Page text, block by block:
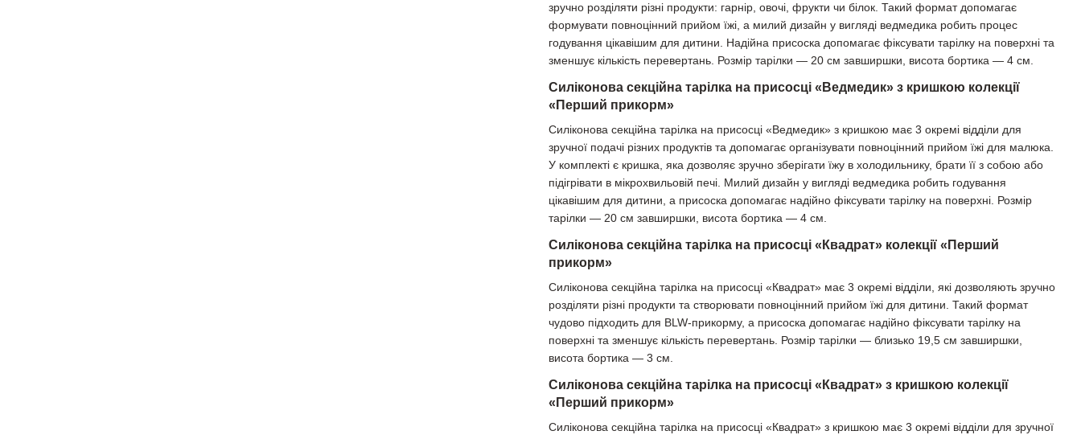
зручно розділяти різні продукти: гарнір, овочі, фрукти чи білок. Такий формат допомагає
формувати повноцінний прийом їжі, а милий дизайн у вигляді ведмедика робить процес
годування цікавішим для дитини. Надійна присоска допомагає фіксувати тарілку на поверхні та
зменшує кількість перевертань. Розмір тарілки — 20 см завширшки, висота бортика — 4 см.
Силіконова секційна тарілка на присосці «Ведмедик» з кришкою колекції
«Перший прикорм»
Силіконова секційна тарілка на присосці «Ведмедик» з кришкою має 3 окремі відділи для
зручної подачі різних продуктів та допомагає організувати повноцінний прийом їжі для малюка.
У комплекті є кришка, яка дозволяє зручно зберігати їжу в холодильнику, брати її з собою або
підігрівати в мікрохвильовій печі. Милий дизайн у вигляді ведмедика робить годування
цікавішим для дитини, а присоска допомагає надійно фіксувати тарілку на поверхні. Розмір
тарілки — 20 см завширшки, висота бортика — 4 см.
Силіконова секційна тарілка на присосці «Квадрат» колекції «Перший
прикорм»
Силіконова секційна тарілка на присосці «Квадрат» має 3 окремі відділи, які дозволяють зручно
розділяти різні продукти та створювати повноцінний прийом їжі для дитини. Такий формат
чудово підходить для BLW-прикорму, а присоска допомагає надійно фіксувати тарілку на
поверхні та зменшує кількість перевертань. Розмір тарілки — близько 19,5 см завширшки,
висота бортика — 3 см.
Силіконова секційна тарілка на присосці «Квадрат» з кришкою колекції
«Перший прикорм»
Силіконова секційна тарілка на присосці «Квадрат» з кришкою має 3 окремі відділи для зручної